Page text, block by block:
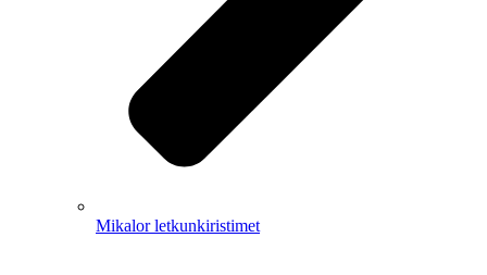
Mikalor letkunkiristimet